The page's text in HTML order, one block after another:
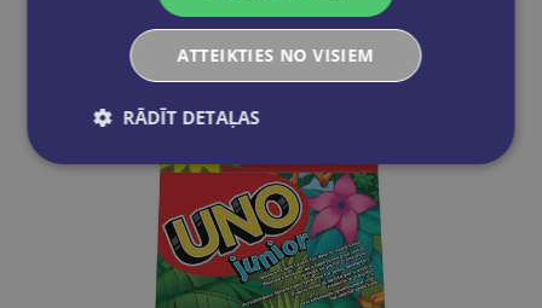
Ielikt grozā
ATTEIKTIES NO VISIEM
RĀDĪT DETAĻAS